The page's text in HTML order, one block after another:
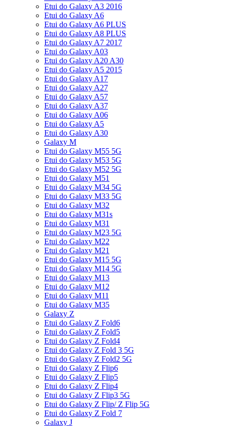
Etui do Galaxy A3 2016
Etui do Galaxy A6
Etui do Galaxy A6 PLUS
Etui do Galaxy A8 PLUS
Etui do Galaxy A7 2017
Etui do Galaxy A03
Etui do Galaxy A20 A30
Etui do Galaxy A5 2015
Etui do Galaxy A17
Etui do Galaxy A27
Etui do Galaxy A57
Etui do Galaxy A37
Etui do Galaxy A06
Etui do Galaxy A5
Etui do Galaxy A30
Galaxy M
Etui do Galaxy M55 5G
Etui do Galaxy M53 5G
Etui do Galaxy M52 5G
Etui do Galaxy M51
Etui do Galaxy M34 5G
Etui do Galaxy M33 5G
Etui do Galaxy M32
Etui do Galaxy M31s
Etui do Galaxy M31
Etui do Galaxy M23 5G
Etui do Galaxy M22
Etui do Galaxy M21
Etui do Galaxy M15 5G
Etui do Galaxy M14 5G
Etui do Galaxy M13
Etui do Galaxy M12
Etui do Galaxy M11
Etui do Galaxy M35
Galaxy Z
Etui do Galaxy Z Fold6
Etui do Galaxy Z Fold5
Etui do Galaxy Z Fold4
Etui do Galaxy Z Fold 3 5G
Etui do Galaxy Z Fold2 5G
Etui do Galaxy Z Flip6
Etui do Galaxy Z Flip5
Etui do Galaxy Z Flip4
Etui do Galaxy Z Flip3 5G
Etui do Galaxy Z Flip/ Z Flip 5G
Etui do Galaxy Z Fold 7
Galaxy J